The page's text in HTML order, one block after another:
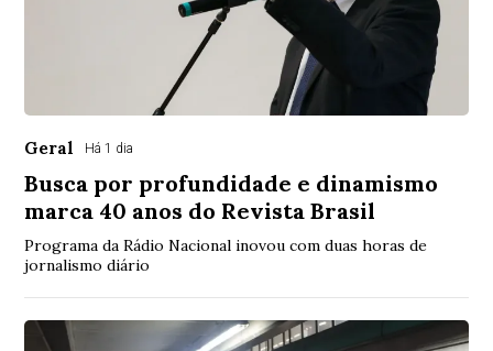
Geral Há 1 dia
Busca por profundidade e dinamismo
marca 40 anos do Revista Brasil
Programa da Rádio Nacional inovou com duas horas de
jornalismo diário